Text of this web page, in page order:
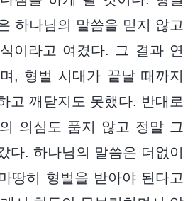
하나님의 말씀을 믿지 않고
이라고 여겼다. 그 결과 연
, 형벌 시대가 끝날 때까지
고 깨닫지도 못했다. 반대로
의심도 품지 않고 정말 그
다. 하나님의 말씀은 더없이
땅히 형벌을 받아야 된다고